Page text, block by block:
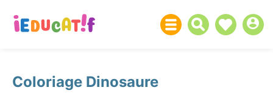
Coloriage Dinosaure